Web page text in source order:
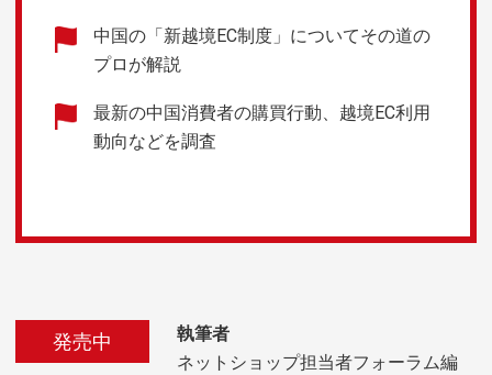
中国の「新越境EC制度」についてその道の
プロが解説
最新の中国消費者の購買行動、越境EC利用
動向などを調査
発売中
執筆者
ネットショップ担当者フォーラム編